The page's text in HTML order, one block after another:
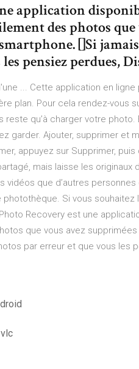
application
des photos que
[]Si
pensiez perdues,
... Cette application en
plan. Pour cela rendez-vous
qu’à charger votre photo.
garder. Ajouter, supprimer et
appuyez sur Supprimer, puis
mais laisse les originaux
que d’autres personnes
Si vous souhaitez
Recovery est une
que vous avez
par erreur et que vous les